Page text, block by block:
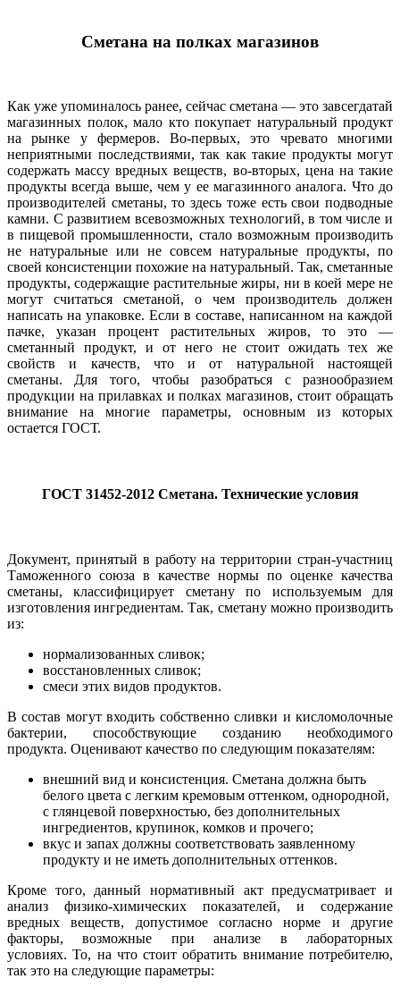
Сметана на полках магазинов
Как уже упоминалось ранее, сейчас сметана — это завсегдатай
магазинных полок, мало кто покупает натуральный продукт
на рынке у фермеров. Во-первых, это чревато многими
неприятными последствиями, так как такие продукты могут
содержать массу вредных веществ, во-вторых, цена на такие
продукты всегда выше, чем у ее магазинного аналога. Что до
производителей сметаны, то здесь тоже есть свои подводные
камни. С развитием всевозможных технологий, в том числе и
в пищевой промышленности, стало возможным производить
не натуральные или не совсем натуральные продукты, по
своей консистенции похожие на натуральный. Так, сметанные
продукты, содержащие растительные жиры, ни в коей мере не
могут считаться сметаной, о чем производитель должен
написать на упаковке. Если в составе, написанном на каждой
пачке, указан процент растительных жиров, то это —
сметанный продукт, и от него не стоит ожидать тех же
свойств и качеств, что и от натуральной настоящей
сметаны. Для того, чтобы разобраться с разнообразием
продукции на прилавках и полках магазинов, стоит обращать
внимание на многие параметры, основным из которых
остается ГОСТ.
ГОСТ 31452-2012 Сметана. Технические условия
Документ, принятый в работу на территории стран-участниц
Таможенного союза в качестве нормы по оценке качества
сметаны, классифицирует сметану по используемым для
изготовления ингредиентам. Так, сметану можно производить
из:
нормализованных сливок;
восстановленных сливок;
смеси этих видов продуктов.
В состав могут входить собственно сливки и кисломолочные
бактерии, способствующие созданию необходимого
продукта. Оценивают качество по следующим показателям:
внешний вид и консистенция. Сметана должна быть
белого цвета с легким кремовым оттенком, однородной,
с глянцевой поверхностью, без дополнительных
ингредиентов, крупинок, комков и прочего;
вкус и запах должны соответствовать заявленному
продукту и не иметь дополнительных оттенков.
Кроме того, данный нормативный акт предусматривает и
анализ физико-химических показателей, и содержание
вредных веществ, допустимое согласно норме и другие
факторы, возможные при анализе в лабораторных
условиях. То, на что стоит обратить внимание потребителю,
так это на следующие параметры: